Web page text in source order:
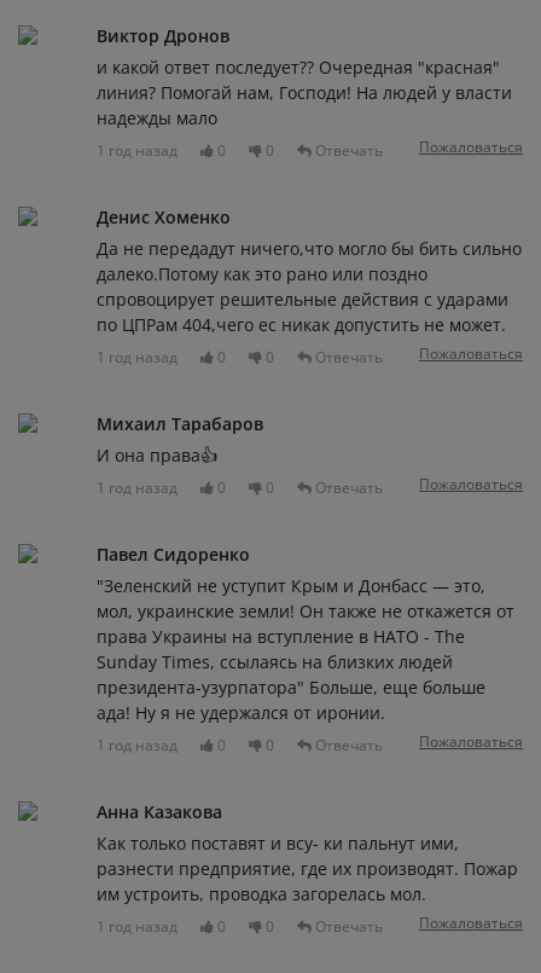
Виктор Дронов
и какой ответ последует?? Очередная "красная"
линия? Помогай нам, Господи! На людей у власти
надежды мало
1 год назад 0 0 Отвечать Пожаловаться
Денис Хоменко
Да не передадут ничего,что могло бы бить сильно
далеко.Потому как это рано или поздно
спровоцирует решительные действия с ударами
по ЦПРам 404,чего ес никак допустить не может.
1 год назад 0 0 Отвечать Пожаловаться
Михаил Тарабаров
И она права👍
1 год назад 0 0 Отвечать Пожаловаться
Павел Сидоренко
"Зеленский не уступит Крым и Донбасс — это,
мол, украинские земли! Он также не откажется от
права Украины на вступление в НАТО - The
Sunday Times, ссылаясь на близких людей
президента-узурпатора" Больше, еще больше
ада! Ну я не удержался от иронии.
1 год назад 0 0 Отвечать Пожаловаться
Анна Казакова
Как только поставят и всу- ки пальнут ими,
разнести предприятие, где их производят. Пожар
им устроить, проводка загорелась мол.
1 год назад 0 0 Отвечать Пожаловаться